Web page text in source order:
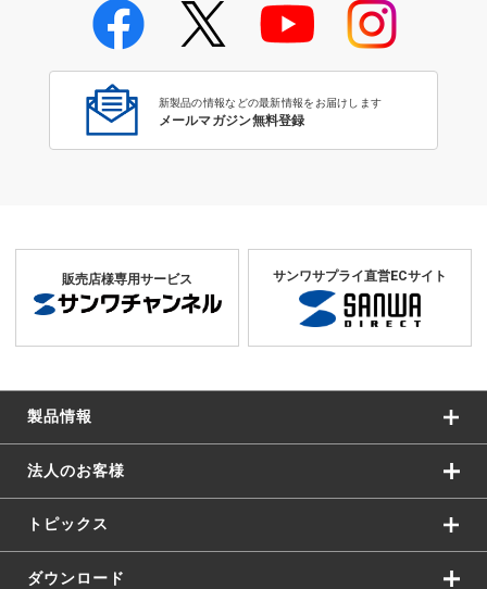
学校教育のICT環境整備特集
新製品の情報などの最新情報をお届けします
メールマガジン無料登録
販売店様専用サービス サンワサプライ直営ECサイト
製品情報
法人のお客様
トピックス
ダウンロード